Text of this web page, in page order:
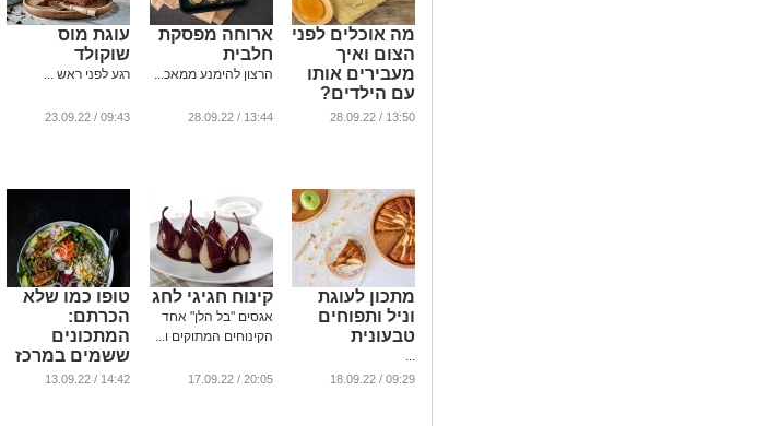
מה אוכלים לפני
הצום ואיך
מעבירים אותו
עם הילדים?
...
13:50 / 28.09.22
ארוחה מפסקת
חלבית
הרצון להימנע ממאכ...
13:44 / 28.09.22
עוגת מוס
שוקולד
רגע לפני ראש ...
09:43 / 23.09.22
מתכון לעוגת
וניל ותפוחים
טבעונית
...
09:29 / 18.09.22
קינוח חגיגי לחג
אגסים "בל הלן" אחד
הקינוחים המתוקים ו...
20:05 / 17.09.22
טופו כמו שלא
הכרתם:
המתכונים
ששמים במרכז
את הטופו
14:42 / 13.09.22